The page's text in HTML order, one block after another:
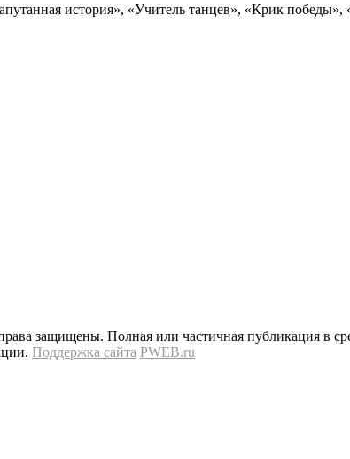
история», «Учитель танцев», «Крик
защищены. Полная или частичная публикация в
Поддержка сайта PWEB.ru